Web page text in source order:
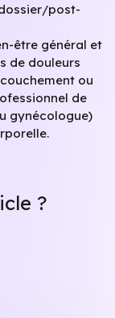
post-
être général et
de douleurs
ou
de
gynécologue)
?